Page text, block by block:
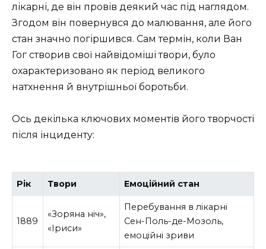
лікарні, де він провів деякий час під наглядом.
Згодом він повернувся до малювання, але його
стан значно погіршився. Сам термін, коли Ван
Гог створив свої найвідоміші твори, було
охарактеризовано як період великого
натхнення й внутрішньої боротьби.
Ось декілька ключових моментів його творчості
після інциденту:
Рік Твори Емоційний стан
1889
«Зоряна ніч»,
«Іриси»
Перебування в лікарні
Сен-Поль-де-Мозоль,
емоційні зриви